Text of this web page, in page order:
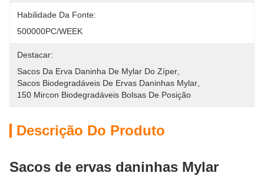
Habilidade Da Fonte:
500000PC/WEEK
Destacar:
Sacos Da Erva Daninha De Mylar Do Zíper
Sacos Biodegradáveis De Ervas Daninhas Mylar
150 Mircon Biodegradáveis Bolsas De Posição
Descrição Do Produto
Sacos de ervas daninhas Mylar